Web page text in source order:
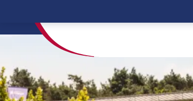
Familiencamping Niederlande